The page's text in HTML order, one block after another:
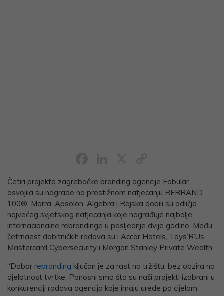
Link
Četiri projekta zagrebačke branding agencije Fabular
osvojila su nagrade na prestižnom natjecanju REBRAND
100®. Marra, Apsolon, Algebra i Rajska dobili su odličja
najvećeg svjetskog natjecanja koje nagrađuje najbolje
internacionalne rebrandinge u posljednje dvije godine. Među
četrnaest dobitničkih radova su i Accor Hotels, Toys’R’Us,
Mastercard Cybersecurity i Morgan Stanley Private Wealth.
“Dobar rebranding ključan je za rast na tržištu, bez obzira na
djelatnost tvrtke. Ponosni smo što su naši projekti izabrani u
konkurenciji radova agencija koje imaju urede po cijelom